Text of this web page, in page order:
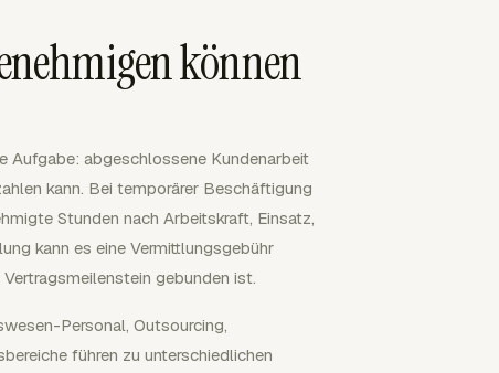
können
Aufgabe: abgeschlossene Kundenarbeit
kann. Bei temporärer Beschäftigung
Stunden nach Arbeitskraft, Einsatz,
kann es eine Vermittlungsgebühr
gebunden ist.
Personal, Outsourcing,
führen zu unterschiedlichen